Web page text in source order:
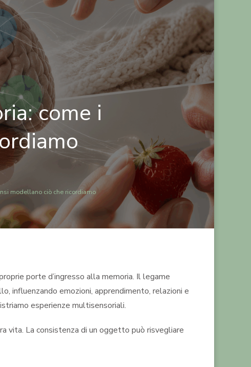
come i
modellano ciò che ricordiamo
porte d’ingresso alla memoria. Il legame
influenzando emozioni, apprendimento, relazioni e
esperienze multisensoriali.
vita. La consistenza di un oggetto può risvegliare